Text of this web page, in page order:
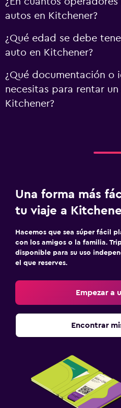
autos en Kitchener?
¿Qué edad se debe
auto en Kitchener?
¿Qué documentación o
necesitas para rentar
Kitchener?
Una forma más
tu viaje a
Hacemos que sea súper fácil
con los amigos o la familia.
disponible para su uso
el que reserves.
Empezar a
Encontrar